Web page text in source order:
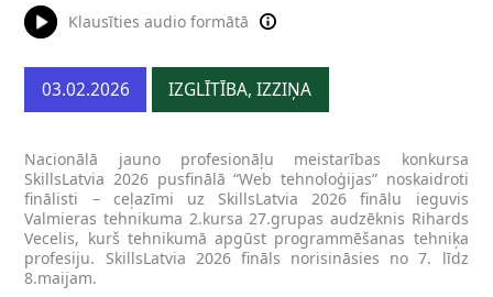
Klausīties audio formātā
03.02.2026 IZGLĪTĪBA, IZZIŅA
Nacionālā jauno profesionāļu meistarības konkursa
SkillsLatvia 2026 pusfinālā “Web tehnoloģijas” noskaidroti
finālisti – ceļazīmi uz SkillsLatvia 2026 finālu ieguvis
Valmieras tehnikuma 2.kursa 27.grupas audzēknis Rihards
Vecelis, kurš tehnikumā apgūst programmēšanas tehniķa
profesiju. SkillsLatvia 2026 fināls norisināsies no 7. līdz
8.maijam.